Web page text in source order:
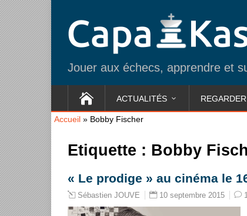
Jouer aux échecs, apprendre et
ACTUALITÉS REGARDER
Accueil » Bobby Fischer
Etiquette : Bobby
« Le prodige » au cinéma le
Sébastien JOUVE 10 septembre 2015